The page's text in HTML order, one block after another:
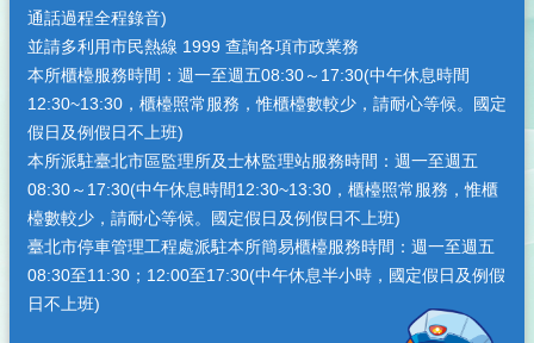
通話過程全程錄音)
並請多利用市民熱線 1999 查詢各項市政業務
本所櫃檯服務時間：週一至週五08:30～17:30(中午休息時間
12:30~13:30，櫃檯照常服務，惟櫃檯數較少，請耐心等候。國定
假日及例假日不上班)
本所派駐臺北市區監理所及士林監理站服務時間：週一至週五
08:30～17:30(中午休息時間12:30~13:30，櫃檯照常服務，惟櫃
檯數較少，請耐心等候。國定假日及例假日不上班)
臺北市停車管理工程處派駐本所簡易櫃檯服務時間：週一至週五
08:30至11:30；12:00至17:30(中午休息半小時，國定假日及例假
日不上班)